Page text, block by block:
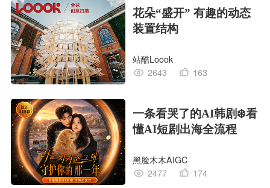
花朵“盛开” 有趣的动态
装置结构
站酷Loook
2643
163
一条看哭了的AI韩剧❄️看
懂AI短剧出海全流程
黑脸木木AIGC
2477
174